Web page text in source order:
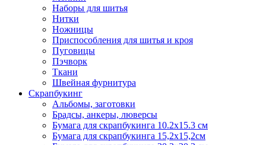
Наборы для шитья
Нитки
Ножницы
Приспособления для шитья и кроя
Пуговицы
Пэчворк
Ткани
Швейная фурнитура
Скрапбукинг
Альбомы, заготовки
Брадсы, анкеры, люверсы
Бумага для скрапбукинга 10.2х15.3 см
Бумага для скрапбукинга 15,2х15,2см